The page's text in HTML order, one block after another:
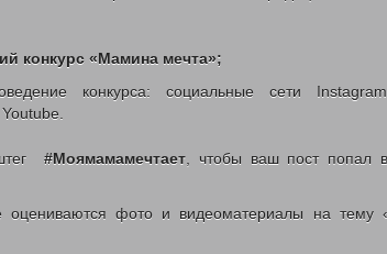
помощь
о признании граждан малоимущими
оплату жилого помещения и коммунальных услуг
видами транспорта
расходов на погребение
акты
конкурс «Мамина мечта»;
конкурса: социальные сети
#Моямамамечтает, чтобы ваш пост попал
оцениваются фото и видеоматериалы на